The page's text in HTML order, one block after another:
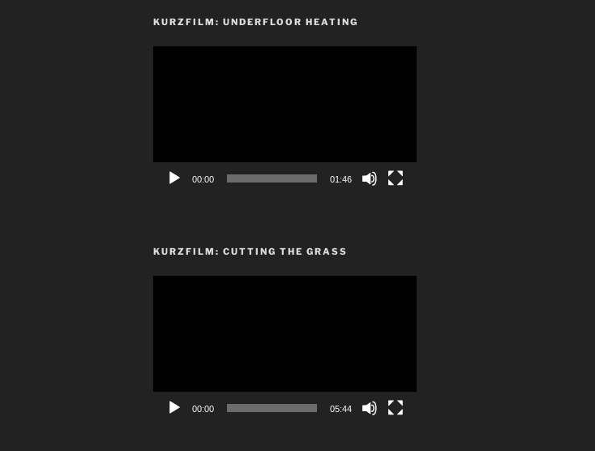
KURZFILM: UNDERFLOOR HEATING
00:00 01:46
KURZFILM: CUTTING THE GRASS
00:00 05:44